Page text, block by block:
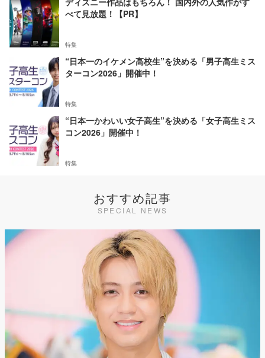
べて見放題！【PR】
特集
“日本一のイケメン高校生”を決める「男子高生ミス
ターコン2026」開催中！
特集
“日本一かわいい女子高生”を決める「女子高生ミス
コン2026」開催中！
特集
おすすめ記事
SPECIAL NEWS